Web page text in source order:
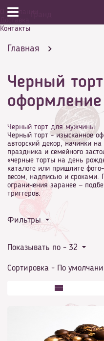
О компании
Контакты
Главная
Праздничный торт на
Цветные
Черный торт -
Черный
оформление
Черный торт для мужчины
Черный торт - изысканное
авторский декор, начинки
праздника и семейного
«черные торты на день
каталоге или пришлите
весом, надписью и сроками.
ограничения заранее —
триггеров.
Фильтры
Показывать по - 32
Сортировка - По